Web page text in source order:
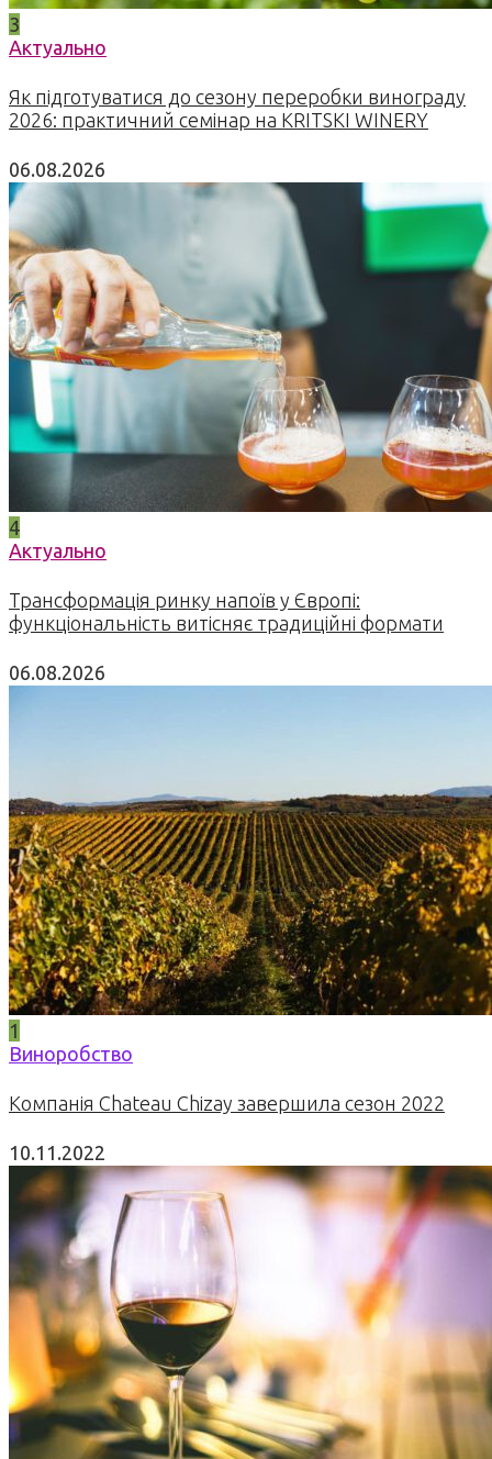
3
Актуально
Як підготуватися до сезону переробки винограду
2026: практичний семінар на KRITSKI WINERY
06.08.2026
4
Актуально
Трансформація ринку напоїв у Європі:
функціональність витісняє традиційні формати
06.08.2026
1
Виноробство
Компанія Chateau Chizay завершила сезон 2022
10.11.2022